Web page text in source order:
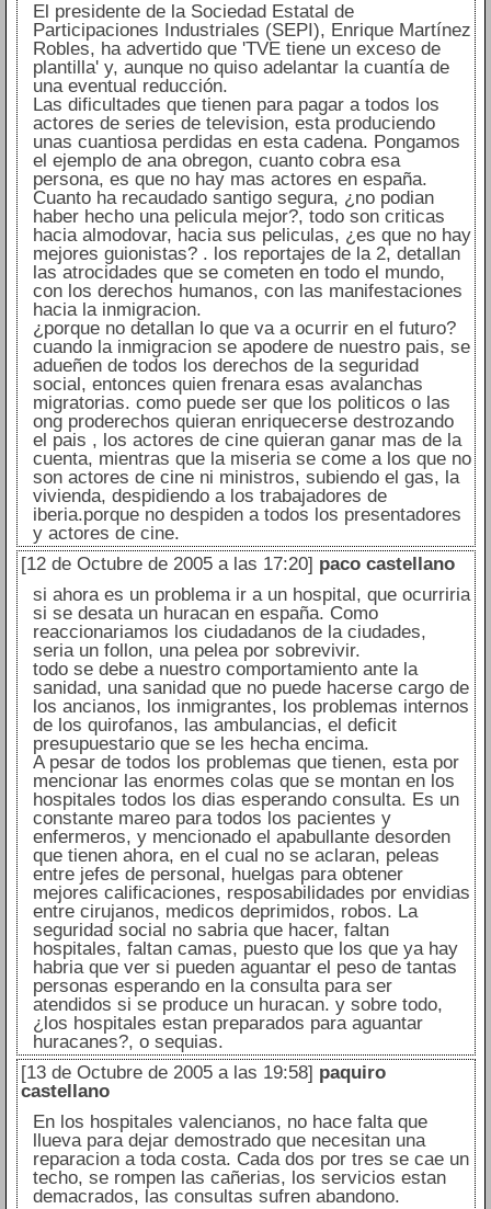
El presidente de la Sociedad Estatal de
Participaciones Industriales (SEPI), Enrique Martínez
Robles, ha advertido que 'TVE tiene un exceso de
plantilla' y, aunque no quiso adelantar la cuantía de
una eventual reducción.
Las dificultades que tienen para pagar a todos los
actores de series de television, esta produciendo
unas cuantiosa perdidas en esta cadena. Pongamos
el ejemplo de ana obregon, cuanto cobra esa
persona, es que no hay mas actores en españa.
Cuanto ha recaudado santigo segura, ¿no podian
haber hecho una pelicula mejor?, todo son criticas
hacia almodovar, hacia sus peliculas, ¿es que no hay
mejores guionistas? . los reportajes de la 2, detallan
las atrocidades que se cometen en todo el mundo,
con los derechos humanos, con las manifestaciones
hacia la inmigracion.
¿porque no detallan lo que va a ocurrir en el futuro?
cuando la inmigracion se apodere de nuestro pais, se
adueñen de todos los derechos de la seguridad
social, entonces quien frenara esas avalanchas
migratorias. como puede ser que los politicos o las
ong proderechos quieran enriquecerse destrozando
el pais , los actores de cine quieran ganar mas de la
cuenta, mientras que la miseria se come a los que no
son actores de cine ni ministros, subiendo el gas, la
vivienda, despidiendo a los trabajadores de
iberia.porque no despiden a todos los presentadores
y actores de cine.
[12 de Octubre de 2005 a las 17:20] paco castellano
si ahora es un problema ir a un hospital, que ocurriria
si se desata un huracan en españa. Como
reaccionariamos los ciudadanos de la ciudades,
seria un follon, una pelea por sobrevivir.
todo se debe a nuestro comportamiento ante la
sanidad, una sanidad que no puede hacerse cargo de
los ancianos, los inmigrantes, los problemas internos
de los quirofanos, las ambulancias, el deficit
presupuestario que se les hecha encima.
A pesar de todos los problemas que tienen, esta por
mencionar las enormes colas que se montan en los
hospitales todos los dias esperando consulta. Es un
constante mareo para todos los pacientes y
enfermeros, y mencionado el apabullante desorden
que tienen ahora, en el cual no se aclaran, peleas
entre jefes de personal, huelgas para obtener
mejores calificaciones, resposabilidades por envidias
entre cirujanos, medicos deprimidos, robos. La
seguridad social no sabria que hacer, faltan
hospitales, faltan camas, puesto que los que ya hay
habria que ver si pueden aguantar el peso de tantas
personas esperando en la consulta para ser
atendidos si se produce un huracan. y sobre todo,
¿los hospitales estan preparados para aguantar
huracanes?, o sequias.
[13 de Octubre de 2005 a las 19:58] paquiro
castellano
En los hospitales valencianos, no hace falta que
llueva para dejar demostrado que necesitan una
reparacion a toda costa. Cada dos por tres se cae un
techo, se rompen las cañerias, los servicios estan
demacrados, las consultas sufren abandono.